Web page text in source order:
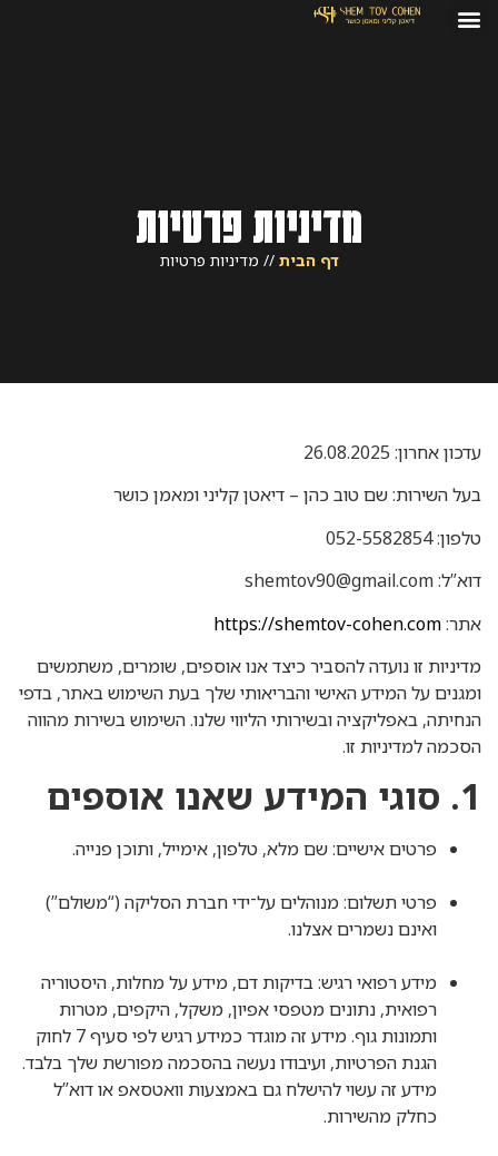
מדיניות פרטיות
דף הבית // מדיניות פרטיות
עדכון אחרון: 26.08.2025
בעל השירות: שם טוב כהן – דיאטן קליני ומאמן כושר
טלפון: 052-5582854
דוא”ל: shemtov90@gmail.com
אתר:https://shemtov-cohen.com
מדיניות זו נועדה להסביר כיצד אנו אוספים, שומרים, משתמשים
ומגנים על המידע האישי והבריאותי שלך בעת השימוש באתר, בדפי
הנחיתה, באפליקציה ובשירותי הליווי שלנו. השימוש בשירות מהווה
הסכמה למדיניות זו.
1. סוגי המידע שאנו אוספים
פרטים אישיים: שם מלא, טלפון, אימייל, ותוכן פנייה.
פרטי תשלום: מנוהלים על־ידי חברת הסליקה (“משולם”)
ואינם נשמרים אצלנו.
מידע רפואי רגיש: בדיקות דם, מידע על מחלות, היסטוריה
רפואית, נתונים מטפסי אפיון, משקל, היקפים, מטרות
ותמונות גוף. מידע זה מוגדר כמידע רגיש לפי סעיף 7 לחוק
הגנת הפרטיות, ועיבודו נעשה בהסכמה מפורשת שלך בלבד.
מידע זה עשוי להישלח גם באמצעות וואטסאפ או דוא”ל
כחלק מהשירות.